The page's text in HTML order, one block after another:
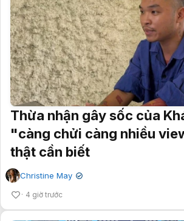
Thừa nhận gây sốc của
"càng chửi càng nhiều
thật cần biết
Christine May ✔
4 giờ trước